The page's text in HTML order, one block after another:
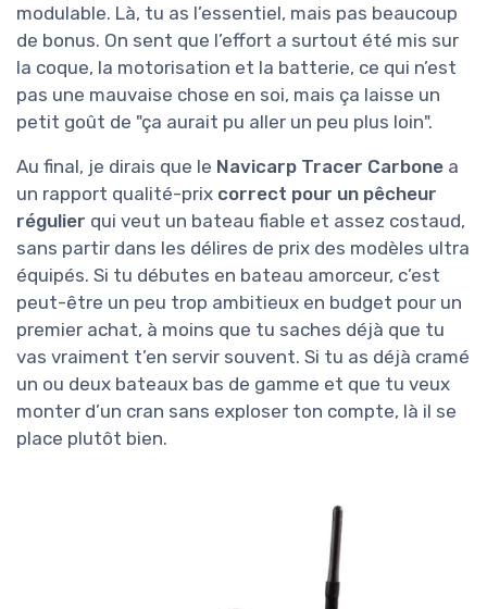
modulable. Là, tu as l’essentiel, mais pas beaucoup
de bonus. On sent que l’effort a surtout été mis sur
la coque, la motorisation et la batterie, ce qui n’est
pas une mauvaise chose en soi, mais ça laisse un
petit goût de "ça aurait pu aller un peu plus loin".
Au final, je dirais que le Navicarp Tracer Carbone a
un rapport qualité-prix correct pour un pêcheur
régulier qui veut un bateau fiable et assez costaud,
sans partir dans les délires de prix des modèles ultra
équipés. Si tu débutes en bateau amorceur, c’est
peut-être un peu trop ambitieux en budget pour un
premier achat, à moins que tu saches déjà que tu
vas vraiment t’en servir souvent. Si tu as déjà cramé
un ou deux bateaux bas de gamme et que tu veux
monter d’un cran sans exploser ton compte, là il se
place plutôt bien.